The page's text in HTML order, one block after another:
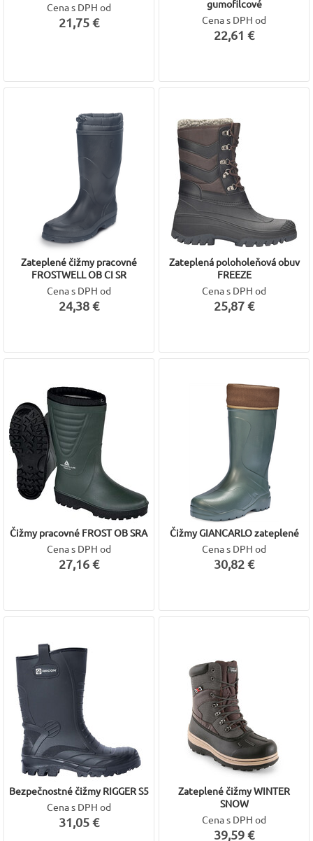
Cena s DPH od
21,75 €
gumofilcové
Cena s DPH od
22,61 €
Zateplené čižmy pracovné
FROSTWELL OB CI SR
Cena s DPH od
24,38 €
Zateplená poloholeňová obuv
FREEZE
Cena s DPH od
25,87 €
Čižmy pracovné FROST OB SRA
Cena s DPH od
27,16 €
Čižmy GIANCARLO zateplené
Cena s DPH od
30,82 €
Bezpečnostné čižmy RIGGER S5
Cena s DPH od
31,05 €
Zateplené čižmy WINTER
SNOW
Cena s DPH od
39,59 €